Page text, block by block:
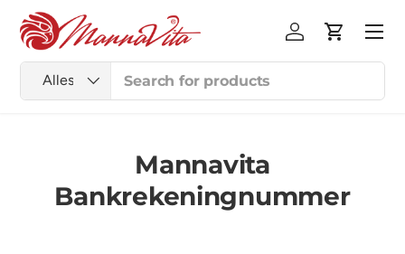
Ga naar inhoud
Zoeken
Productsoort
Alles
Inloggen
Menu
Mannavita
Bankrekeningnummer